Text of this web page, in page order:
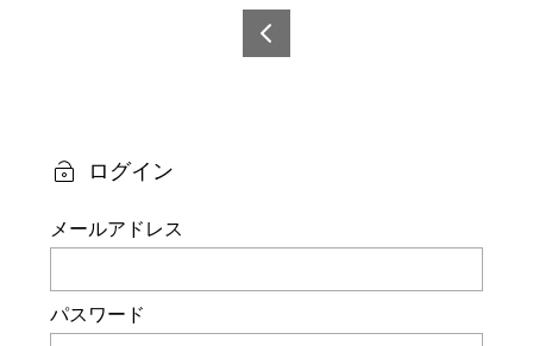
ー
シ
ョ
ログイン
メールアドレス
パスワード